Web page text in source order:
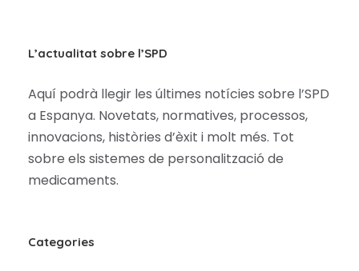
L’actualitat sobre l’SPD
Aquí podrà llegir les últimes notícies sobre l’SPD
a Espanya. Novetats, normatives, processos,
innovacions, històries d’èxit i molt més. Tot
sobre els sistemes de personalització de
medicaments.
Categories